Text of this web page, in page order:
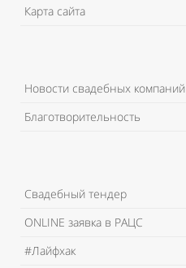
Карта сайта
Новости свадебных компаний
Благотворительность
Свадебный тендер
ONLINE заявка в РАЦС
#Лайфхак